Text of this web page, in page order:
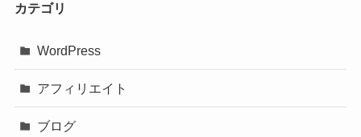
カテゴリ
WordPress
アフィリエイト
ブログ